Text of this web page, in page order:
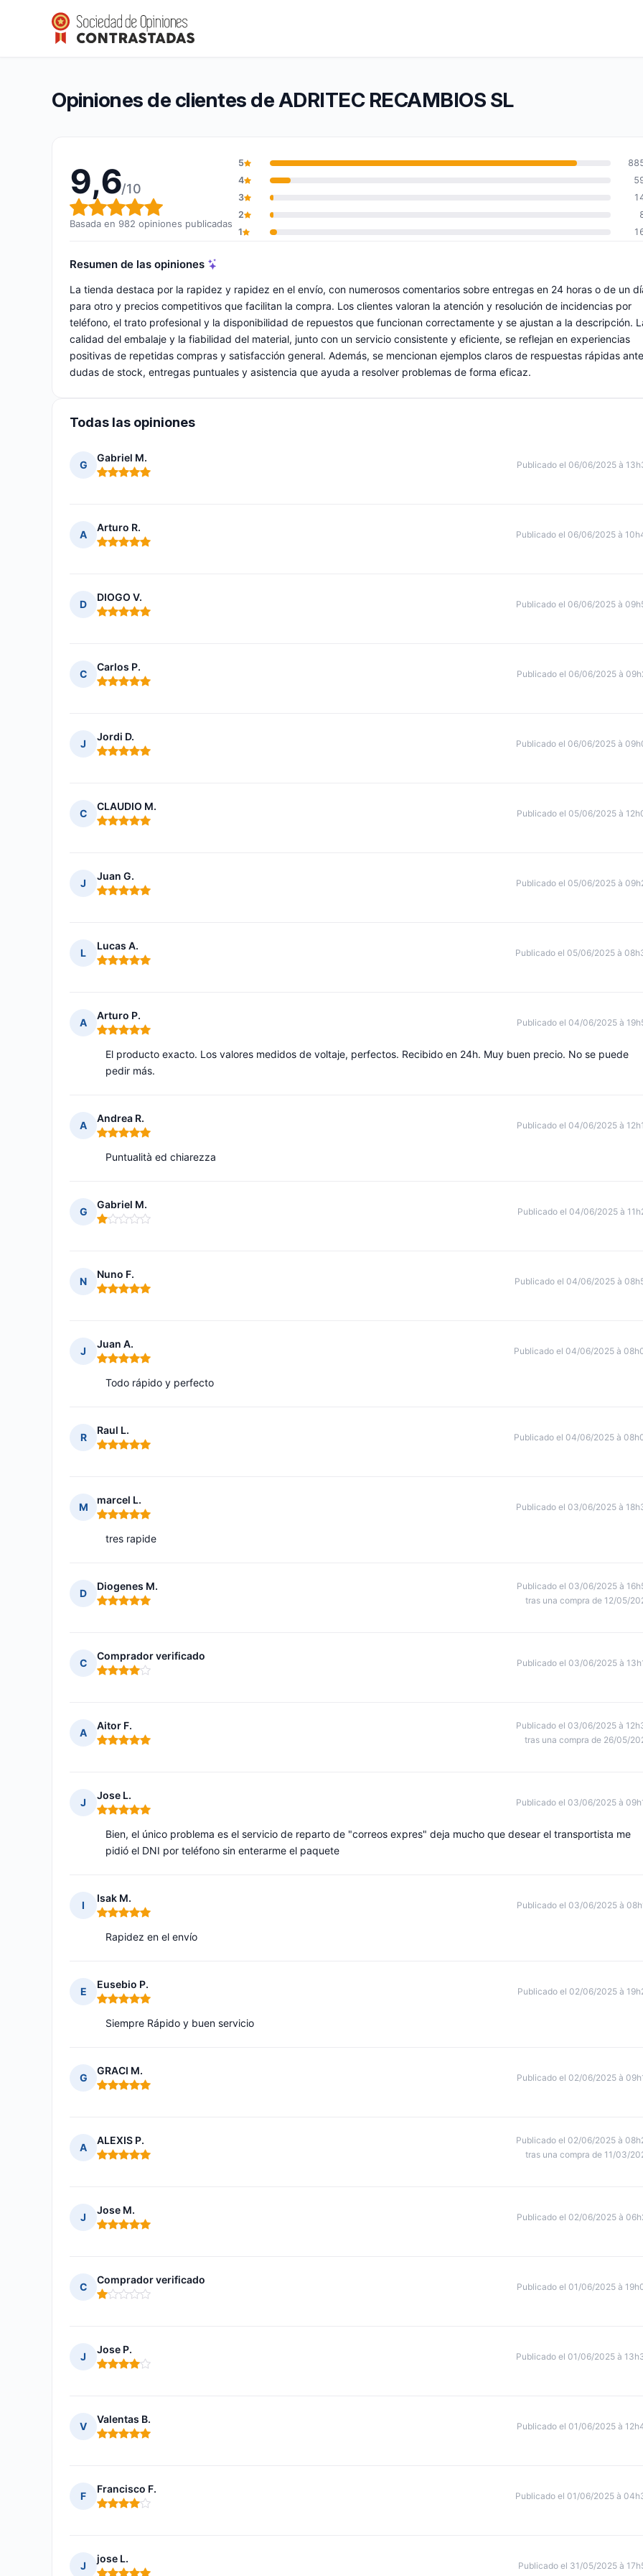
ADRITEC RECAMBIOS SL
Calificación global: 9,6 de 10
9,6/10(982 opiniones)
Opiniones de clientes de ADRITEC RECAMBIOS SL
9,6/10
Calificación global: 9,6 de 10
Basada en 982 opiniones publicadas
5
4
3
2
1
Resumen de las opiniones
La tienda destaca por la rapidez y rapidez en el envío, con numerosos comentarios sobre entregas en 24 horas o de un
para otro y precios competitivos que facilitan la compra. Los clientes valoran la atención y resolución de incidencias por
teléfono, el trato profesional y la disponibilidad de repuestos que funcionan correctamente y se ajustan a la descripción.
calidad del embalaje y la fiabilidad del material, junto con un servicio consistente y eficiente, se reflejan en experiencias
positivas de repetidas compras y satisfacción general. Además, se mencionan ejemplos claros de respuestas rápidas ante
dudas de stock, entregas puntuales y asistencia que ayuda a resolver problemas de forma eficaz.
Todas las opiniones
G
Gabriel M.
Nota: 5 de 5
Publicado el 06/06/2025 à
A
Arturo R.
Nota: 5 de 5
Publicado el 06/06/2025 à
D
DIOGO V.
Nota: 5 de 5
Publicado el 06/06/2025 à
C
Carlos P.
Nota: 5 de 5
Publicado el 06/06/2025 à
J
Jordi D.
Nota: 5 de 5
Publicado el 06/06/2025 à
C
CLAUDIO M.
Nota: 5 de 5
Publicado el 05/06/2025 à
J
Juan G.
Nota: 5 de 5
Publicado el 05/06/2025 à
L
Lucas A.
Nota: 5 de 5
Publicado el 05/06/2025 à
A
Arturo P.
Nota: 5 de 5
Publicado el 04/06/2025 à
El producto exacto. Los valores medidos de voltaje, perfectos. Recibido en 24h. Muy buen precio. No se puede
pedir más.
A
Andrea R.
Nota: 5 de 5
Publicado el 04/06/2025 à
Puntualità ed chiarezza
G
Gabriel M.
Nota: 1 de 5
Publicado el 04/06/2025 à
N
Nuno F.
Nota: 5 de 5
Publicado el 04/06/2025 à
J
Juan A.
Nota: 5 de 5
Publicado el 04/06/2025 à
Todo rápido y perfecto
R
Raul L.
Nota: 5 de 5
Publicado el 04/06/2025 à
M
marcel L.
Nota: 5 de 5
Publicado el 03/06/2025 à
tres rapide
D
Diogenes M.
Nota: 5 de 5
Publicado el 03/06/2025 à
tras una compra de 12/05/
C
Comprador verificado
Nota: 4 de 5
Publicado el 03/06/2025 à
A
Aitor F.
Nota: 5 de 5
Publicado el 03/06/2025 à
tras una compra de 26/05/
J
Jose L.
Nota: 5 de 5
Publicado el 03/06/2025 à
Bien, el único problema es el servicio de reparto de "correos expres" deja mucho que desear el transportista me
pidió el DNI por teléfono sin enterarme el paquete
I
Isak M.
Nota: 5 de 5
Publicado el 03/06/2025 à
Rapidez en el envío
E
Eusebio P.
Nota: 5 de 5
Publicado el 02/06/2025 à
Siempre Rápido y buen servicio
G
GRACI M.
Nota: 5 de 5
Publicado el 02/06/2025 à
A
ALEXIS P.
Nota: 5 de 5
Publicado el 02/06/2025 à
tras una compra de 11/03/
J
Jose M.
Nota: 5 de 5
Publicado el 02/06/2025 à
C
Comprador verificado
Nota: 1 de 5
Publicado el 01/06/2025 à
J
Jose P.
Nota: 4 de 5
Publicado el 01/06/2025 à
V
Valentas B.
Nota: 5 de 5
Publicado el 01/06/2025 à
F
Francisco F.
Nota: 4 de 5
Publicado el 01/06/2025 à
J
jose L.
Publicado el 31/05/2025 à